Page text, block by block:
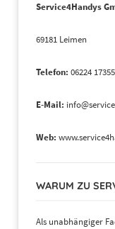
Service4Handys
69181 Leimen
Telefon: 06224
E-Mail:
Web:
WARUM ZU
Als unabhängiger